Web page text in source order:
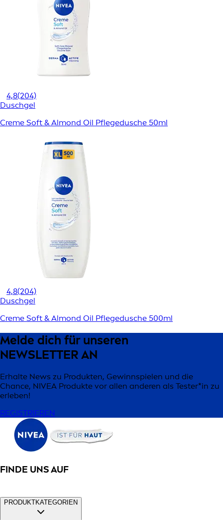
4,8(204)
Duschgel
Creme Soft & Almond Oil Pflegedusche 50ml
4,8(204)
Duschgel
Creme Soft & Almond Oil Pflegedusche 500ml
Melde dich für unseren
NEWSLETTER AN
Erhalte News zu Produkten, Gewinnspielen und die
Chance, NIVEA Produkte vor allen anderen als Tester*in zu
erleben!
REGISTRIEREN
FINDE UNS AUF
PRODUKTKATEGORIEN